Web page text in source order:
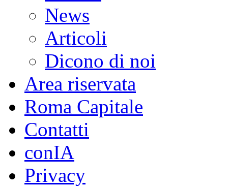
News
Articoli
Dicono di noi
Area riservata
Roma Capitale
Contatti
conIA
Privacy